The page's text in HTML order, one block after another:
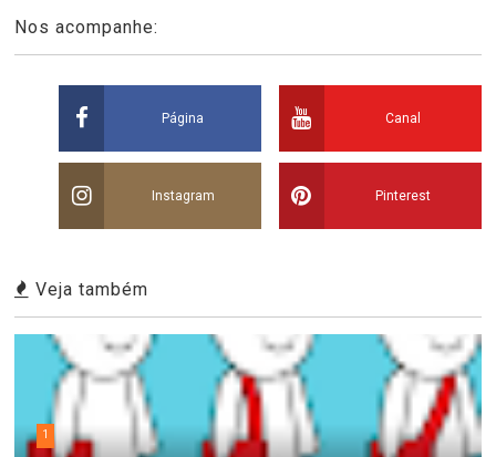
Nos acompanhe:
Página Canal
Instagram Pinterest
Veja também
1